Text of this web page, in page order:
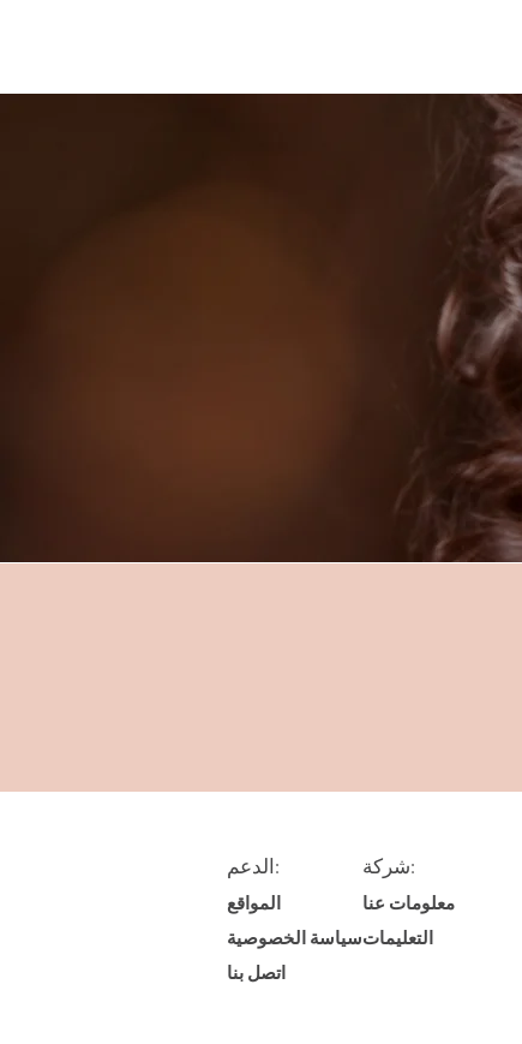
الدعم:
المواقع
سياسة الخصوصية
اتصل بنا
شركة:
معلومات عنا
التعليمات